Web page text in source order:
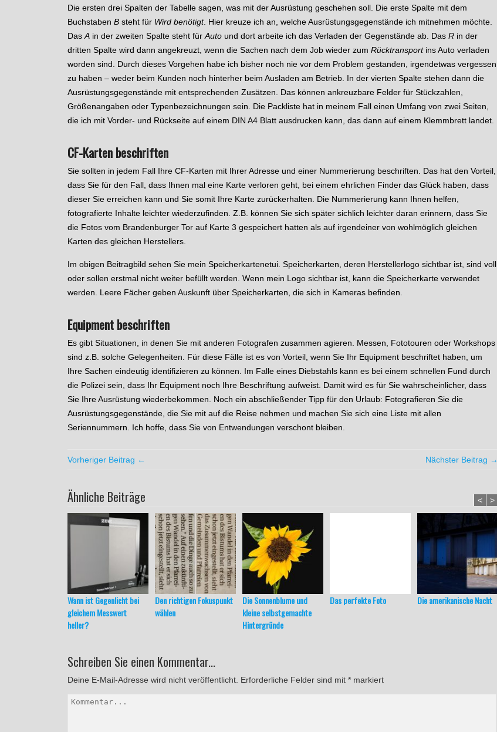
Die ersten drei Spalten der Tabelle sagen, was mit der Ausrüstung geschehen soll. Die erste Spalte mit dem
Buchstaben B steht für Wird benötigt. Hier kreuze ich an, welche Ausrüstungsgegenstände ich mitnehmen möchte.
DasA in der zweiten Spalte steht fürAuto und dort arbeite ich das Verladen der Gegenstände ab. Das R in der
dritten Spalte wird dann angekreuzt, wenn die Sachen nach dem Job wieder zum Rücktransportins Auto verladen
worden sind. Durch dieses Vorgehen habe ich bisher noch nie vor dem Problem gestanden, irgendetwas vergessen
zu haben – weder beim Kunden noch hinterher beim Ausladen am Betrieb. In der vierten Spalte stehen dann die
Ausrüstungsgegenstände mit entsprechenden Zusätzen. Das können ankreuzbare Felder für Stückzahlen,
Größenangaben oder Typenbezeichnungen sein. Die Packliste hat in meinem Fall einen Umfang von zwei Seiten,
die ich mit Vorder- und Rückseite auf einem DIN A4 Blatt ausdrucken kann, das dann auf einem Klemmbrett landet.
CF-Karten beschriften
Sie sollten in jedem Fall Ihre CF-Karten mit Ihrer Adresse und einer Nummerierung beschriften. Das hat den Vorteil,
dass Sie für den Fall, dass Ihnen mal eine Karte verloren geht, bei einem ehrlichen Finder das Glück haben, dass
dieser Sie erreichen kann und Sie somit Ihre Karte zurückerhalten. Die Nummerierung kann Ihnen helfen,
fotografierte Inhalte leichter wiederzufinden. Z.B. können Sie sich später sichlich leichter daran erinnern, dass Sie
die Fotos vom Brandenburger Tor auf Karte 3 gespeichert hatten als auf irgendeiner von wohlmöglich gleichen
Karten des gleichen Herstellers.
Im obigen Beitragbild sehen Sie mein Speicherkartenetui. Speicherkarten, deren Herstellerlogo sichtbar ist, sind voll
oder sollen erstmal nicht weiter befüllt werden. Wenn mein Logo sichtbar ist, kann die Speicherkarte verwendet
werden. Leere Fächer geben Auskunft über Speicherkarten, die sich in Kameras befinden.
Equipment beschriften
Es gibt Situationen, in denen Sie mit anderen Fotografen zusammen agieren. Messen, Fototouren oder Workshops
sind z.B. solche Gelegenheiten. Für diese Fälle ist es von Vorteil, wenn Sie Ihr Equipment beschriftet haben, um
Ihre Sachen eindeutig identifizieren zu können. Im Falle eines Diebstahls kann es bei einem schnellen Fund durch
die Polizei sein, dass Ihr Equipment noch Ihre Beschriftung aufweist. Damit wird es für Sie wahrscheinlicher, dass
Sie Ihre Ausrüstung wiederbekommen. Noch ein abschließender Tipp für den Urlaub: Fotografieren Sie die
Ausrüstungsgegenstände, die Sie mit auf die Reise nehmen und machen Sie sich eine Liste mit allen
Seriennummern. Ich hoffe, dass Sie von Entwendungen verschont bleiben.
Vorheriger Beitrag ← Nächster Beitrag →
Ähnliche Beiträge
Wann ist Gegenlicht bei
gleichem Messwert
heller?
Den richtigen Fokuspunkt
wählen
Die Sonnenblume und
kleine selbstgemachte
Hintergründe
Das perfekte Foto Die amerikanische Nacht
< >
Schreiben Sie einen Kommentar...
Deine E-Mail-Adresse wird nicht veröffentlicht. Erforderliche Felder sind mit * markiert